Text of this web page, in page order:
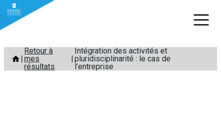
Aller
contenu
Retour à
mes
résultats
Intégration des activités et
pluridisciplinarité : le cas de
l’entreprise